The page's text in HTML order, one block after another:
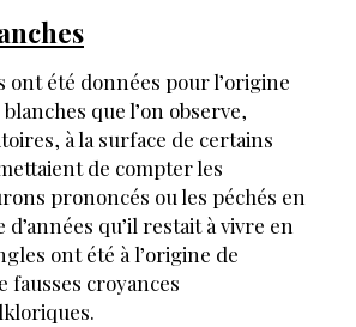
ont été données pour l’origine
que l’on observe,
à la surface de certains
de compter les
prononcés ou les péchés en
qu’il restait à vivre en
ont été à l’origine de
fausses croyances